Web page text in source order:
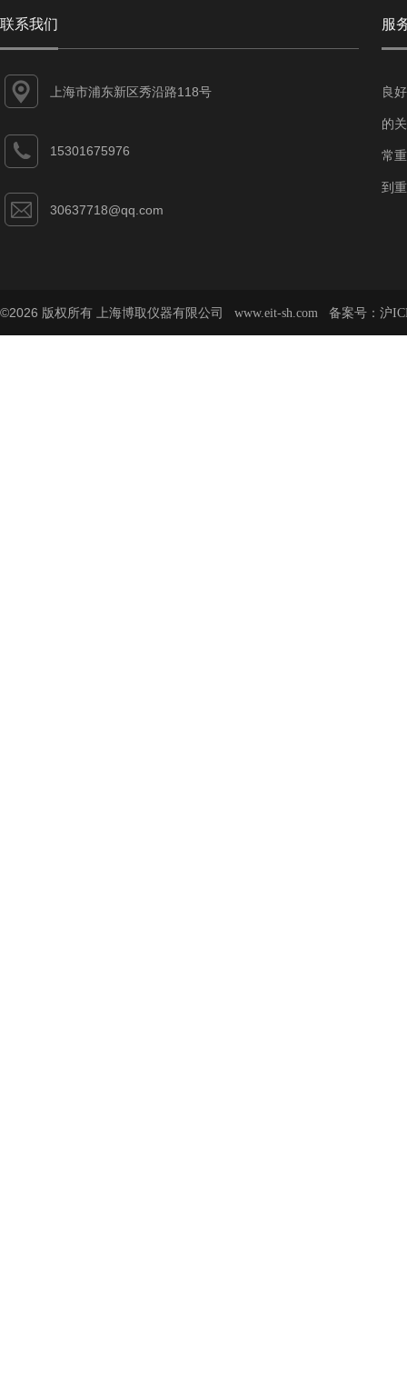
联系我们
上海市浦东新区秀沿路118号
15301675976
30637718@qq.com
服
良
的
常
到
©2026 版权所有 上海博取仪器有限公司 www.eit-sh.com 备案号： 沪